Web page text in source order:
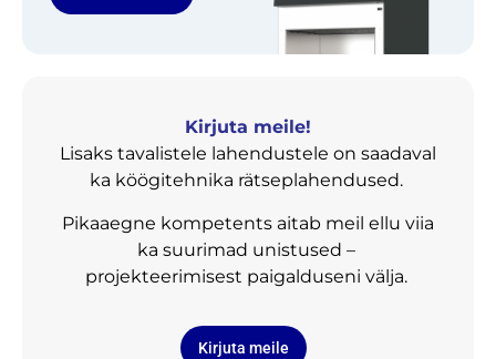
Kirjuta meile!
Lisaks tavalistele lahendustele on saadaval
ka köögitehnika rätseplahendused.
Pikaaegne kompetents aitab meil ellu viia
ka suurimad unistused –
projekteerimisest paigalduseni välja.
Kirjuta meile